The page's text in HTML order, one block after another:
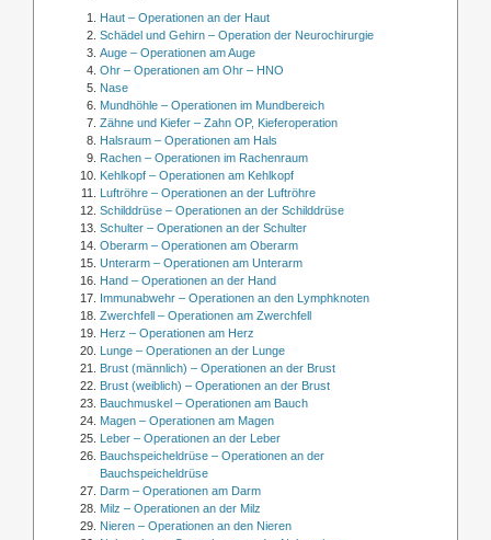
Haut – Operationen an der Haut
Schädel und Gehirn – Operation der Neurochirurgie
Auge – Operationen am Auge
Ohr – Operationen am Ohr – HNO
Nase
Mundhöhle – Operationen im Mundbereich
Zähne und Kiefer – Zahn OP, Kieferoperation
Halsraum – Operationen am Hals
Rachen – Operationen im Rachenraum
Kehlkopf – Operationen am Kehlkopf
Luftröhre – Operationen an der Luftröhre
Schilddrüse – Operationen an der Schilddrüse
Schulter – Operationen an der Schulter
Oberarm – Operationen am Oberarm
Unterarm – Operationen am Unterarm
Hand – Operationen an der Hand
Immunabwehr – Operationen an den Lymphknoten
Zwerchfell – Operationen am Zwerchfell
Herz – Operationen am Herz
Lunge – Operationen an der Lunge
Brust (männlich) – Operationen an der Brust
Brust (weiblich) – Operationen an der Brust
Bauchmuskel – Operationen am Bauch
Magen – Operationen am Magen
Leber – Operationen an der Leber
Bauchspeicheldrüse – Operationen an der
Bauchspeicheldrüse
Darm – Operationen am Darm
Milz – Operationen an der Milz
Nieren – Operationen an den Nieren